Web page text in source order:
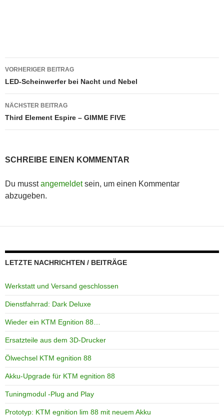
Beitragsnavigation
VORHERIGER BEITRAG
LED-Scheinwerfer bei Nacht und Nebel
NÄCHSTER BEITRAG
Third Element Espire – GIMME FIVE
SCHREIBE EINEN KOMMENTAR
Du musstangemeldetsein, um einen Kommentar
abzugeben.
LETZTE NACHRICHTEN / BEITRÄGE
Werkstatt und Versand geschlossen
Dienstfahrrad: Dark Deluxe
Wieder ein KTM Egnition 88…
Ersatzteile aus dem 3D-Drucker
Ölwechsel KTM egnition 88
Akku-Upgrade für KTM egnition 88
Tuningmodul -Plug and Play
Prototyp: KTM egnition lim 88 mit neuem Akku